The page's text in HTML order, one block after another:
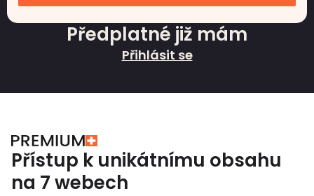
Předplatné již mám
Přihlásit se
Přístup k unikátnímu obsahu
na 7 webech